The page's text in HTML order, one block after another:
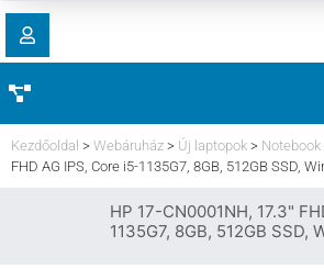
LETÖLTÉSEK
HASZNÁLT LAPTOP
AKCIÓ
Kezdőoldal > Webáruház > Új laptopok > Notebook
FHD AG IPS, Core i5-1135G7, 8GB, 512GB SSD,
HP 17-CN0001NH, 17.3"
1135G7, 8GB, 512GB SSD,